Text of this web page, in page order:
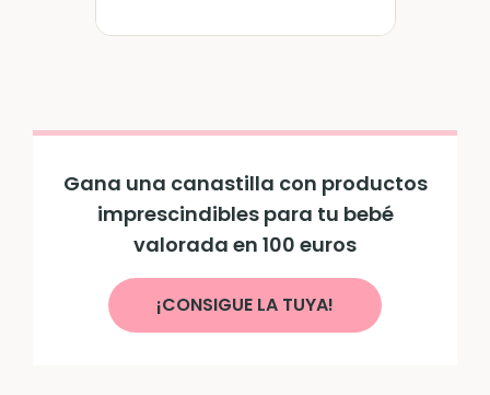
Gana una canastilla con productos
imprescindibles para tu bebé
valorada en 100 euros
¡CONSIGUE LA TUYA!